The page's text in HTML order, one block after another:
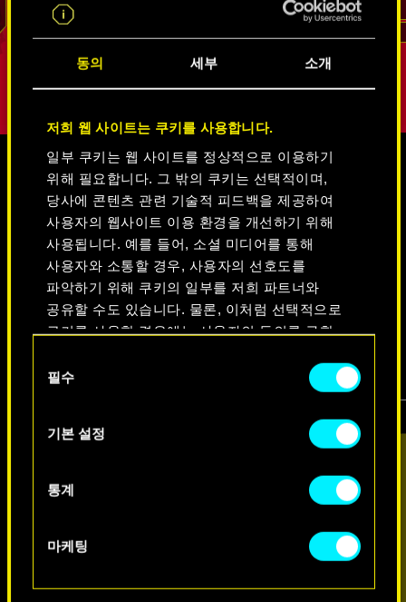
동의 세부 소개
저희 웹 사이트는 쿠키를 사용합니다.
일부 쿠키는 웹 사이트를 정상적으로 이용하기
위해 필요합니다. 그 밖의 쿠키는 선택적이며,
당사에 콘텐츠 관련 기술적 피드백을 제공하여
사용자의 웹사이트 이용 환경을 개선하기 위해
사용됩니다. 예를 들어, 소셜 미디어를 통해
사용자와 소통할 경우, 사용자의 선호도를
파악하기 위해 쿠키의 일부를 저희 파트너와
공유할 수도 있습니다. 물론, 이처럼 선택적으로
쿠키를 사용할 경우에는 사용자의 동의를 구할
쿠키 사용에 관한 세부 사항이나 관련 설정은
아래의 "Settings" 메뉴에서 확인할 수 있습니다.
필수
기본 설정
통계
마케팅
미디어
사이버펑크 2077
비디오 스크린샷 콘셉트 아트